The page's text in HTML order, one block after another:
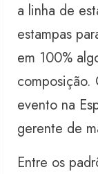
a linha de
estampas
em 100%
composição.
evento na
gerente de
Entre os